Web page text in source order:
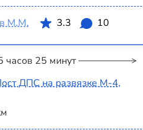
М.М. 3.3 10
часов 25 минут
ДПС на развязке М-4,